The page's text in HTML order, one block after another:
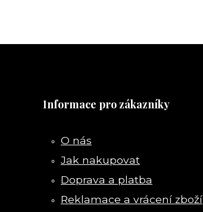
Informace pro zákazníky
O nás
Jak nakupovat
Doprava a platba
Reklamace a vrácení zboží